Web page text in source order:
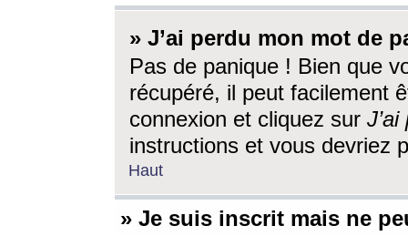
» J’ai perdu mon mot de
Pas de panique ! Bien que
récupéré, il peut facilement
connexion et cliquez sur
instructions et vous devriez
Haut
» Je suis inscrit mais ne